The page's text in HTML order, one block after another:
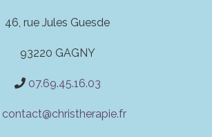
46, rue Jules Guesde
93220 GAGNY
07.69.45.16.03
contact@christherapie.fr